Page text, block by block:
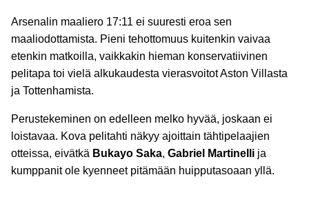
Arsenalin maaliero 17:11 ei suuresti eroa sen
maaliodottamista. Pieni tehottomuus kuitenkin vaivaa
etenkin matkoilla, vaikkakin hieman konservatiivinen
pelitapa toi vielä alkukaudesta vierasvoitot Aston Villasta
ja Tottenhamista.
Perustekeminen on edelleen melko hyvää, joskaan ei
loistavaa. Kova pelitahti näkyy ajoittain tähtipelaajien
otteissa, eivätkä Bukayo Saka, Gabriel Martinelli ja
kumppanit ole kyenneet pitämään huipputasoaan yllä.